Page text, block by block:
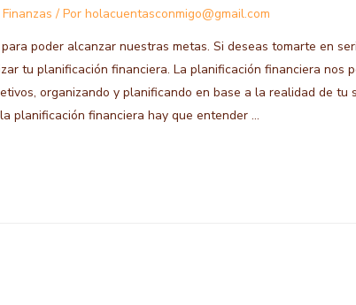
Finanzas / Porholacuentasconmigo@gmail.com
poder alcanzar nuestras metas. Si deseas tomarte en
tu planificación financiera. La planificación financiera nos
organizando y planificando en base a la realidad de tu
planificación financiera hay que entender …